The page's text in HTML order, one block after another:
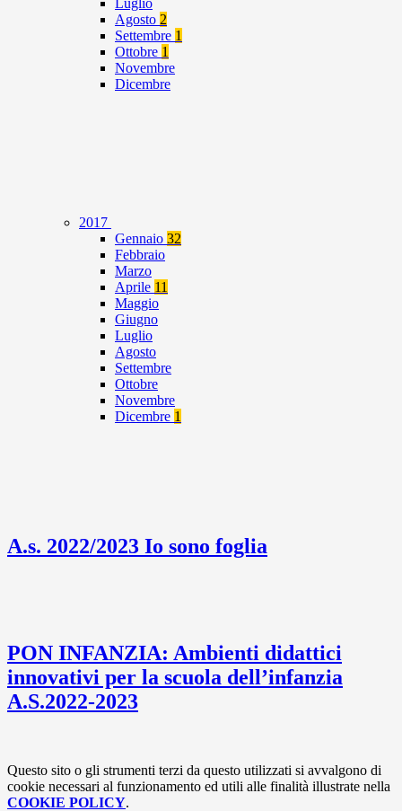
Luglio
Agosto 2
Settembre 1
Ottobre 1
Novembre
Dicembre
2017
Gennaio 32
Febbraio
Marzo
Aprile 11
Maggio
Giugno
Luglio
Agosto
Settembre
Ottobre
Novembre
Dicembre 1
A.s. 2022/2023 Io sono foglia
PON INFANZIA: Ambienti didattici
innovativi per la scuola dell’infanzia
A.S.2022-2023
Questo sito o gli strumenti terzi da questo utilizzati si avvalgono di
cookie necessari al funzionamento ed utili alle finalità illustrate nella
COOKIE POLICY.